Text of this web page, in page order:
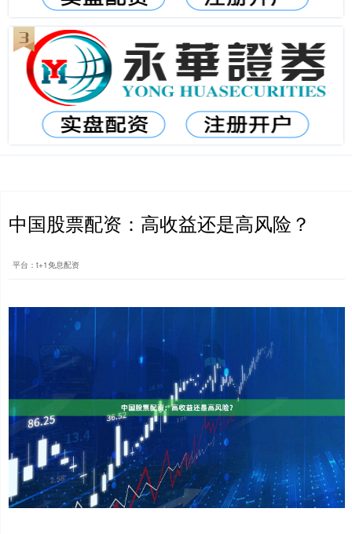
中国股票配资：高收益还是高风险？
平台：t+1免息配资